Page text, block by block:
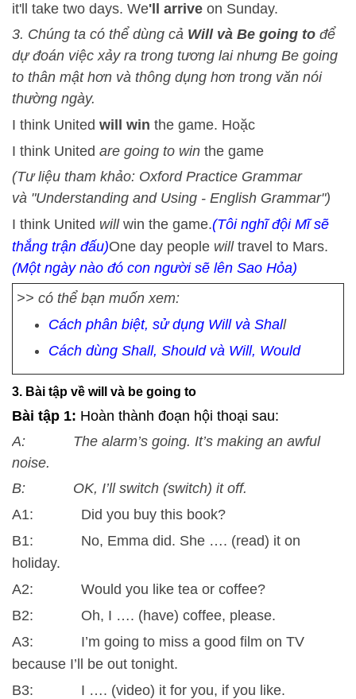
it'll take two days. We'll arrive on Sunday.
3. Chúng ta có thể dùng cả Will và Be going to để
dự đoán việc xảy ra trong tương lai nhưng Be going
to thân mật hơn và thông dụng hơn trong văn nói
thường ngày.
I think United will win the game. Hoặc
I think United are going to win the game
(Tư liệu tham khảo: Oxford Practice Grammar
và "Understanding and Using - English Grammar")
I think United will win the game.(Tôi nghĩ đội Mĩ sẽ
thắng trận đấu)One day people will travel to Mars.
(Một ngày nào đó con người sẽ lên Sao Hỏa)
>> có thể bạn muốn xem:
Cách phân biệt, sử dụng Will và Shall
Cách dùng Shall, Should và Will, Would
3. Bài tập về will và be going to
Bài tập 1: Hoàn thành đoạn hội thoại sau:
A: The alarm’s going. It’s making an awful
noise.
B: OK, I’ll switch (switch) it off.
A1: Did you buy this book?
B1: No, Emma did. She …. (read) it on
holiday.
A2: Would you like tea or coffee?
B2: Oh, I …. (have) coffee, please.
A3: I’m going to miss a good film on TV
because I’ll be out tonight.
B3: I …. (video) it for you, if you like.